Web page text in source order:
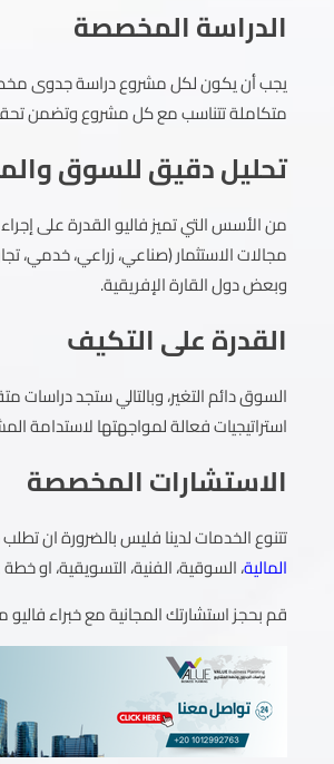
الدراسة المخصصة
يجب أن يكون لكل مشروع دراسة جدوى
متكاملة تتناسب مع كل مشروع وتضمن
تحليل دقيق للسوق
من الأسس التي تميز فاليو القدرة على
مجالات الاستثمار (صناعي، زراعي، خدمي،
وبعض دول القارة الإفريقية.
القدرة على التكيف
السوق دائم التغير، وبالتالي ستجد
استراتيجيات فعالة لمواجهتها لاستدامة
الاستشارات المخصصة
تتنوع الخدمات لدينا فليس بالضرورة ان
المالية، السوقية، الفنية، التسويقية، او
قم بحجز استشارتك المجانية مع خبراء